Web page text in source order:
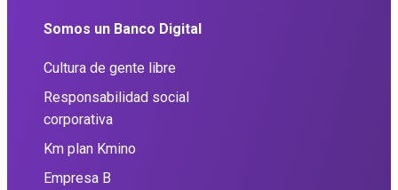
Somos un Banco Digital
Cultura de gente libre
Responsabilidad social
corporativa
Km plan Kmino
Empresa B